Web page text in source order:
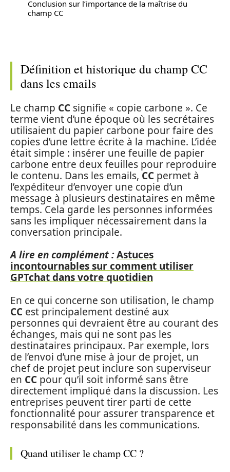
Conclusion sur l’importance de la maîtrise du
champ CC
Définition et historique du champ CC
dans les emails
Le champ CC signifie « copie carbone ». Ce
terme vient d’une époque où les secrétaires
utilisaient du papier carbone pour faire des
copies d’une lettre écrite à la machine. L’idée
était simple : insérer une feuille de papier
carbone entre deux feuilles pour reproduire
le contenu. Dans les emails, CC permet à
l’expéditeur d’envoyer une copie d’un
message à plusieurs destinataires en même
temps. Cela garde les personnes informées
sans les impliquer nécessairement dans la
conversation principale.
A lire en complément :Astuces
incontournables sur comment utiliser
GPTchat dans votre quotidien
En ce qui concerne son utilisation, le champ
CC est principalement destiné aux
personnes qui devraient être au courant des
échanges, mais qui ne sont pas les
destinataires principaux. Par exemple, lors
de l’envoi d’une mise à jour de projet, un
chef de projet peut inclure son superviseur
en CC pour qu’il soit informé sans être
directement impliqué dans la discussion. Les
entreprises peuvent tirer parti de cette
fonctionnalité pour assurer transparence et
responsabilité dans les communications.
Quand utiliser le champ CC ?